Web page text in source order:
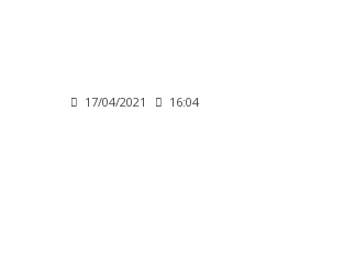
17/04/2021 16:04